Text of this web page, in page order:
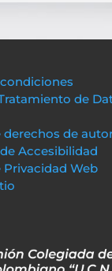
de
derechos de
Accesibilidad
Privacidad Web